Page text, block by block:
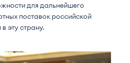
для дальнейшего
поставок российской
эту страну.